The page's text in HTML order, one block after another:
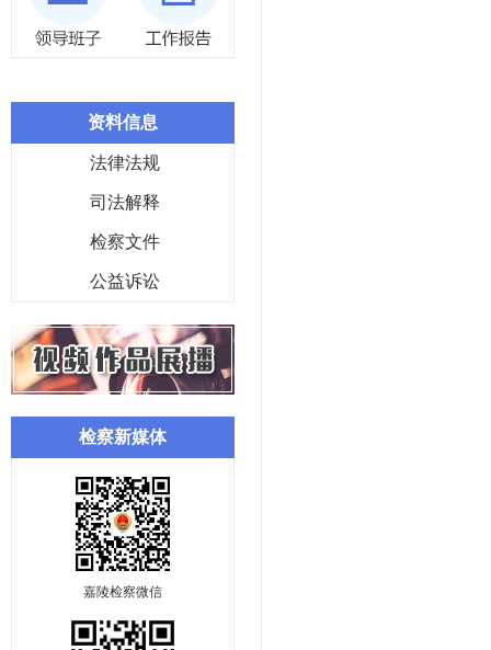
资料信息
法律法规
司法解释
检察文件
公益诉讼
检察新媒体
嘉陵检察微信